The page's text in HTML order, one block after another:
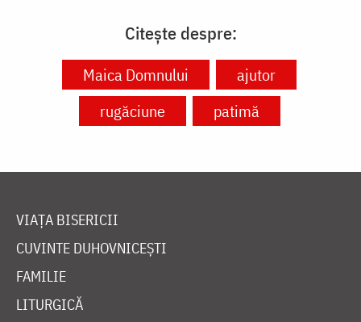
Citește despre:
Maica Domnului
ajutor
rugăciune
patimă
VIAȚA BISERICII
CUVINTE DUHOVNICEȘTI
FAMILIE
LITURGICĂ